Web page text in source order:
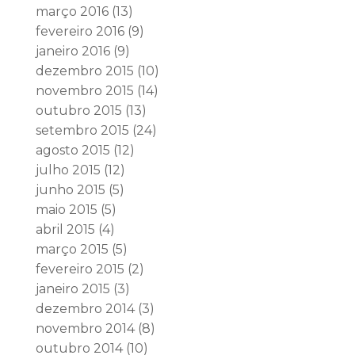
março 2016(13)
fevereiro 2016(9)
janeiro 2016(9)
dezembro 2015 (10)
novembro 2015 (14)
outubro 2015 (13)
setembro 2015 (24)
agosto 2015 (12)
julho 2015 (12)
junho 2015 (5)
maio 2015 (5)
abril 2015 (4)
março 2015 (5)
fevereiro 2015 (2)
janeiro 2015 (3)
dezembro 2014(3)
novembro 2014(8)
outubro 2014(10)